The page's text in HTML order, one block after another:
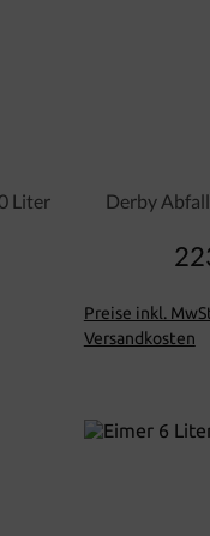
Liter Derby
Preise inkl.
Versandkosten